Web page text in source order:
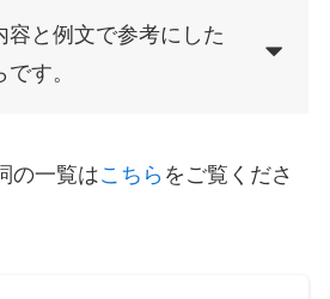
容と例文で参考にした
す。
の一覧はこちら をご覧くださ